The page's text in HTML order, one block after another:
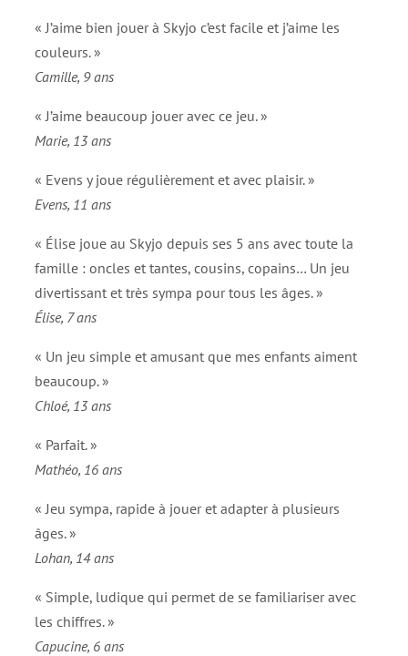
« J’aime bien jouer à Skyjo c’est facile et j’aime les
couleurs. »
Camille, 9 ans
« J’aime beaucoup jouer avec ce jeu. »
Marie, 13 ans
« Evens y joue régulièrement et avec plaisir. »
Evens, 11 ans
« Élise joue au Skyjo depuis ses 5 ans avec toute la
famille : oncles et tantes, cousins, copains… Un jeu
divertissant et très sympa pour tous les âges. »
Élise, 7 ans
« Un jeu simple et amusant que mes enfants aiment
beaucoup. »
Chloé, 13 ans
« Parfait. »
Mathéo, 16 ans
« Jeu sympa, rapide à jouer et adapter à plusieurs
âges. »
Lohan, 14 ans
« Simple, ludique qui permet de se familiariser avec
les chiffres. »
Capucine, 6 ans